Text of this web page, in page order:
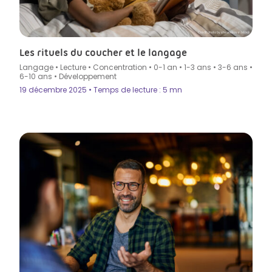
Crédit photo by shironosov in Istock
Les rituels du coucher et le langage
Langage • Lecture • Concentration • 0-1 an • 1-3 ans • 3-6 ans •
6-10 ans • Développement
19 décembre 2025 • Temps de lecture : 5 mn